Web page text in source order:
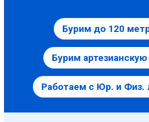
Бурим до 120
Бурим
Работаем с Юр. и Физ.